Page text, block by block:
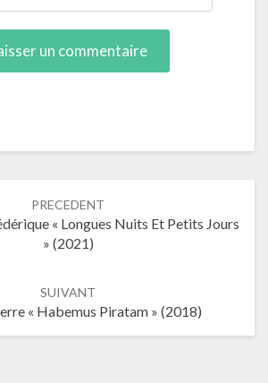
PRECEDENT
« Longues Nuits Et Petits Jours
» (2021)
SUIVANT
« Habemus Piratam » (2018)